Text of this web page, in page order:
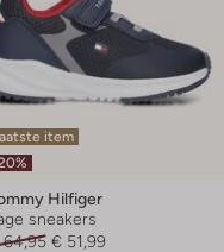
item
Hilfiger
sneakers
€ 51,99